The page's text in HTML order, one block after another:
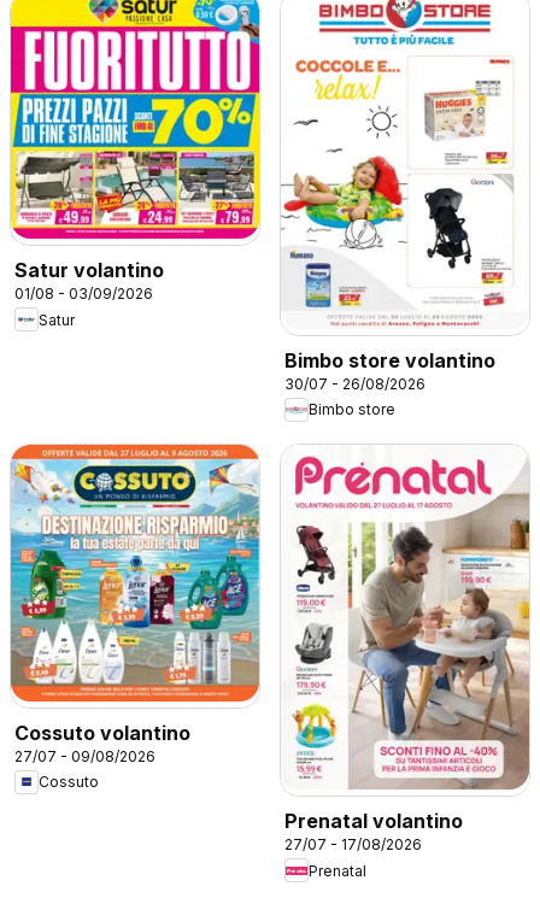
Satur volantino
01/08 - 03/09/2026
Satur
Bimbo store volantino
30/07 - 26/08/2026
Bimbo store
Cossuto volantino
27/07 - 09/08/2026
Cossuto
Prenatal volantino
27/07 - 17/08/2026
Prenatal